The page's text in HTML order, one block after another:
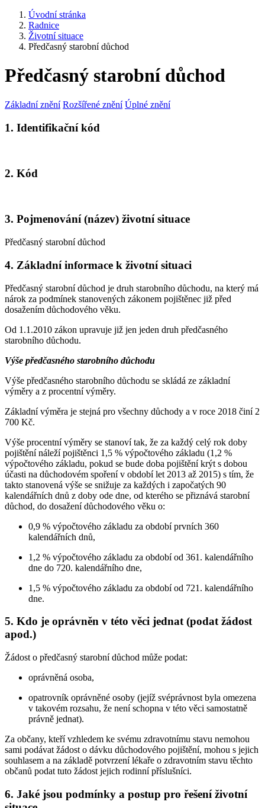
Úvodní stránka
Radnice
Životní situace
Předčasný starobní důchod
Předčasný starobní důchod
Základní znění Rozšířené znění Úplné znění
1. Identifikační kód
2. Kód
3. Pojmenování (název) životní situace
Předčasný starobní důchod
4. Základní informace k životní situaci
Předčasný starobní důchod je druh starobního důchodu, na který má
nárok za podmínek stanovených zákonem pojištěnec již před
dosažením důchodového věku.
Od 1.1.2010 zákon upravuje již jen jeden druh předčasného
starobního důchodu.
Výše předčasného starobního důchodu
Výše předčasného starobního důchodu se skládá ze základní
výměry a z procentní výměry.
Základní výměra je stejná pro všechny důchody a v roce 2018 činí 2
700 Kč.
Výše procentní výměry se stanoví tak, že za každý celý rok doby
pojištění náleží pojištěnci 1,5 % výpočtového základu (1,2 %
výpočtového základu, pokud se bude doba pojištění krýt s dobou
účasti na důchodovém spoření v období let 2013 až 2015) s tím, že
takto stanovená výše se snižuje za každých i započatých 90
kalendářních dnů z doby ode dne, od kterého se přiznává starobní
důchod, do dosažení důchodového věku o:
0,9 % výpočtového základu za období prvních 360
kalendářních dnů,
1,2 % výpočtového základu za období od 361. kalendářního
dne do 720. kalendářního dne,
1,5 % výpočtového základu za období od 721. kalendářního
dne.
5. Kdo je oprávněn v této věci jednat (podat žádost
apod.)
Žádost o předčasný starobní důchod může podat:
oprávněná osoba,
opatrovník oprávněné osoby (jejíž svéprávnost byla omezena
v takovém rozsahu, že není schopna v této věci samostatně
právně jednat).
Za občany, kteří vzhledem ke svému zdravotnímu stavu nemohou
sami podávat žádost o dávku důchodového pojištění, mohou s jejich
souhlasem a na základě potvrzení lékaře o zdravotním stavu těchto
občanů podat tuto žádost jejich rodinní příslušníci.
6. Jaké jsou podmínky a postup pro řešení životní